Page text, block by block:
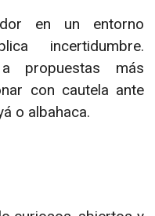
en un entorno
incertidumbre.
a propuestas más
con cautela ante
o albahaca.